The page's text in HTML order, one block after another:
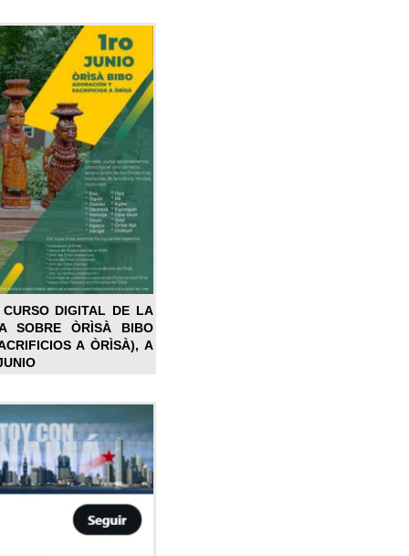
DIGITAL DE LA
SOBRE ÒRÌSÀ BIBO
A ÒRÌSÀ), A